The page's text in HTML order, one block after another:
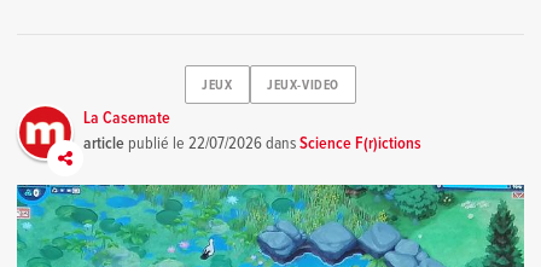
JEUX JEUX-VIDEO
La Casemate
article publié le22/07/2026dansScience F(r)ictions